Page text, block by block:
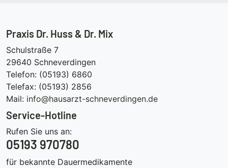
Praxis Dr. Huss & Dr. Mix
Schulstraße 7
29640 Schneverdingen
Telefon: (05193) 6860
Telefax: (05193) 2856
Mail: info@hausarzt-schneverdingen.de
Service-Hotline
Rufen Sie uns an:
05193 970780
für bekannte Dauermedikamente